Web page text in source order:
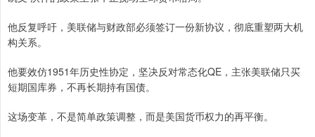
他反复呼吁，美联储与财政部必须签订一份新协议，彻底重塑两大机
构关系。
他要效仿1951年历史性协定，坚决反对常态化QE，主张美联储只买
短期国库券，不再长期持有国债。
这场变革，不是简单政策调整，而是美国货币权力的再平衡。